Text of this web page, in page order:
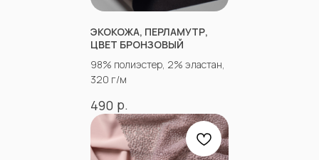
ЭКОКОЖА, ПЕРЛАМУТР,
ЦВЕТ БРОНЗОВЫЙ
98% полиэстер, 2% эластан,
320 г/м
490 р.